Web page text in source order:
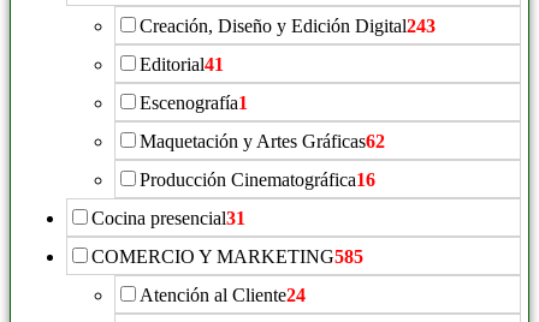
Creación, Diseño y Edición Digital243
Editorial41
Escenografía1
Maquetación y Artes Gráficas62
Producción Cinematográfica16
Cocina presencial31
COMERCIO Y MARKETING585
Atención al Cliente24